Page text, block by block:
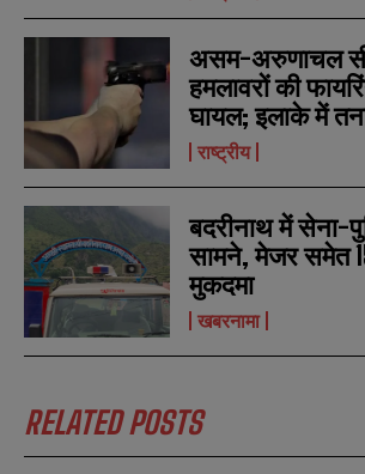
*
*
u
m
b
e
r
s
SUBMIT
*
*
u
m
b
e
r
s
SUBMIT
असम-अरुणाचल
हमलावरों की
घायल; इलाके में
राष्ट्रीय
बदरीनाथ में
सामने, मेजर समेत
मुकदमा
खबरनामा
RELATED POSTS